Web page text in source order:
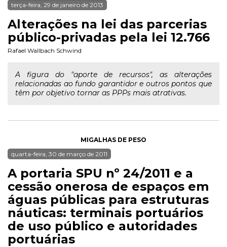
terça-feira, 29 de janeiro de 2013
Alterações na lei das parcerias
público-privadas pela lei 12.766
Rafael Wallbach Schwind
A figura do "aporte de recursos", as alterações
relacionadas ao fundo garantidor e outros pontos que
têm por objetivo tornar as PPPs mais atrativas.
MIGALHAS DE PESO
quarta-feira, 30 de março de 2011
A portaria SPU nº 24/2011 e a
cessão onerosa de espaços em
águas públicas para estruturas
náuticas: terminais portuários
de uso público e autoridades
portuárias